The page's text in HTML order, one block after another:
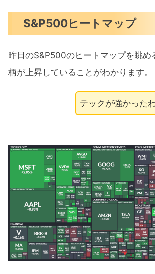
S&P500ヒートマップ
昨日のS&P500のヒートマップを眺め
柄が上昇していることがわかります。
テックが強かった